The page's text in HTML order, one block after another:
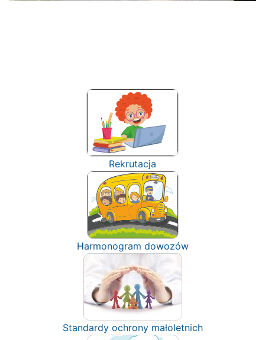
Rekrutacja
Harmonogram dowozów
Standardy ochrony małoletnich